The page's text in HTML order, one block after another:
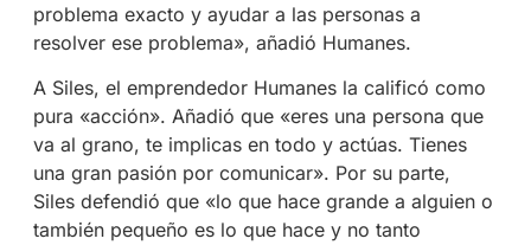
problema exacto y ayudar a las personas a
resolver ese problema», añadió Humanes.
A Siles, el emprendedor Humanes la calificó como
pura «acción». Añadió que «eres una persona que
va al grano, te implicas en todo y actúas. Tienes
una gran pasión por comunicar». Por su parte,
Siles defendió que «lo que hace grande a alguien o
también pequeño es lo que hace y no tanto